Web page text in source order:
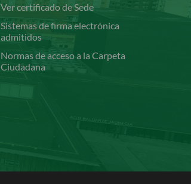
Ver certificado de Sede
Sistemas de firma electrónica
admitidos
Normas de acceso a la Carpeta
Ciudadana